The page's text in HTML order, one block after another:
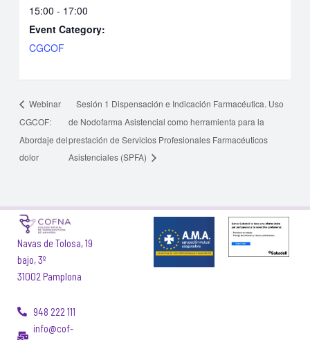
15:00 - 17:00
Event Category:
CGCOF
Webinar
CGCOF:
Abordaje del
dolor
Sesión 1 Dispensación e Indicación Farmacéutica. Uso
de Nodofarma Asistencial como herramienta para la
prestación de Servicios Profesionales Farmacéuticos
Asistenciales (SPFA)
Navas de Tolosa, 19
bajo, 3º
31002 Pamplona
948 222 111
info@cof-